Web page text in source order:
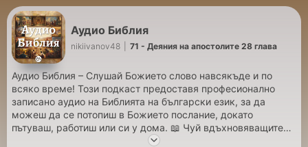
Аудио Библия
nikiivanov48 71 - Деяния на апостолите 28 глава
Аудио Библия – Слушай Божието слово навсякъде и по
всяко време! Този подкаст предоставя професионално
записано аудио на Библията на български език, за да
можеш да се потопиш в Божието послание, докато
пътуваш, работиш или си у дома. 📖 Чуй вдъхновяващите
истории и вечните истини, които променят животи. 🎧